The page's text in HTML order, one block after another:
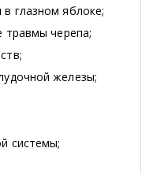
глазном яблоке;
травмы черепа;
железы;
системы;